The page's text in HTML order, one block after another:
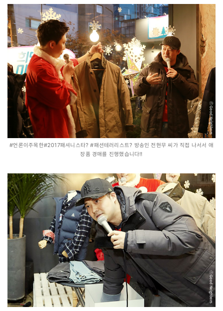
#언론이주목한#2017패셔니스타? #패션테러리스트? 방송인 전현무 씨가 직접 나서서 애
장품 경매를 진행했습니다!!